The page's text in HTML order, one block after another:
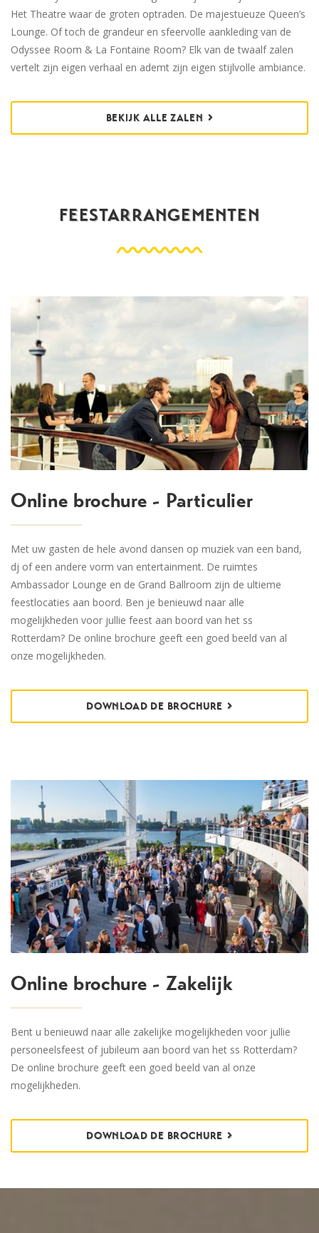
Het Theatre waar de groten optraden. De majestueuze Queen’s
Lounge. Of toch de grandeur en sfeervolle aankleding van de
Odyssee Room & La Fontaine Room? Elk van de twaalf zalen
vertelt zijn eigen verhaal en ademt zijn eigen stijlvolle ambiance.
BEKIJK ALLE ZALEN
FEESTARRANGEMENTEN
Online brochure - Particulier
Met uw gasten de hele avond dansen op muziek van een band,
dj of een andere vorm van entertainment. De ruimtes
Ambassador Lounge en de Grand Ballroom zijn de ultieme
feestlocaties aan boord. Ben je benieuwd naar alle
mogelijkheden voor jullie feest aan boord van het ss
Rotterdam? De online brochure geeft een goed beeld van al
onze mogelijkheden.
DOWNLOAD DE BROCHURE
Online brochure - Zakelijk
Bent u benieuwd naar alle zakelijke mogelijkheden voor jullie
personeelsfeest of jubileum aan boord van het ss Rotterdam?
De online brochure geeft een goed beeld van al onze
mogelijkheden.
DOWNLOAD DE BROCHURE